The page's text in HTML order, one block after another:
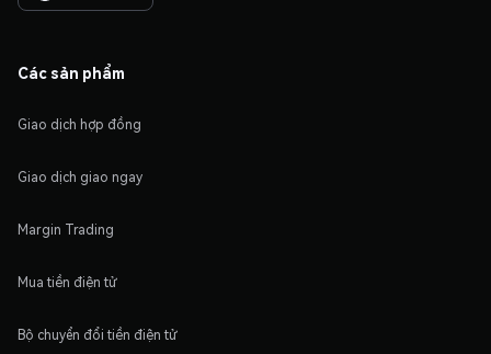
Các sản phẩm
Giao dịch hợp đồng
Giao dịch giao ngay
Margin Trading
Mua tiền điện tử
Bộ chuyển đổi tiền điện tử